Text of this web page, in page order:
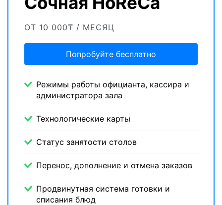
ОТ 10 000₸ / МЕСЯЦ
Попробуйте бесплатно
Режимы работы официанта, кассира и
администратора зала
Технологические карты
Статус занятости столов
Перенос, дополнение и отмена заказов
Продвинутная система готовки и
списания блюд